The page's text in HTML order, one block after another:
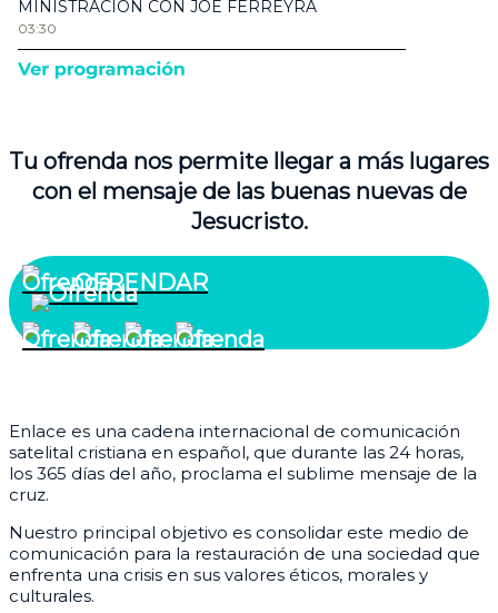
Tu ofrenda nos permite llegar a más lugares
con el mensaje de las buenas nuevas de
Jesucristo.
OFRENDAR
Enlace es una cadena internacional de comunicación
satelital cristiana en español, que durante las 24 horas,
los 365 días del año, proclama el sublime mensaje de la
cruz.
Nuestro principal objetivo es consolidar este medio de
comunicación para la restauración de una sociedad que
enfrenta una crisis en sus valores éticos, morales y
culturales.